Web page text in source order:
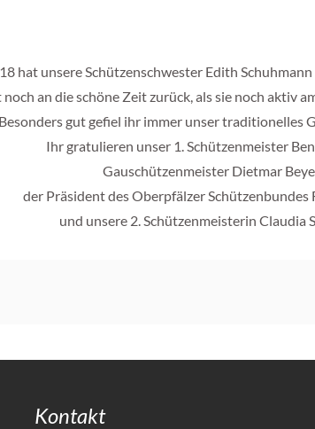
hat unsereSchützenschwesterEdith
an die schöne Zeit zurück, als sie noch aktiv
Besonders gut gefiel ihr immer unser traditionelles
Ihr gratulieren unser 1. Schützenmeister
Gauschützenmeister Dietmar
der Präsident des Oberpfälzer Schützenbundes
und unsere 2. Schützenmeisterin Claudia
Kontakt